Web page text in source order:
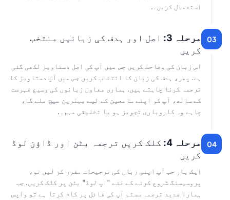
استعمال کریں۔.
03 مرحلہ 3:
اصل اور ہدف کی زبانیں منتخب
کریں
اس زبان کی وضاحت کریں جس میں آپ کی اصل دستاویز لکھی گئی
ہے. پھر، ہدف کی زبان کا انتخاب کریں جس میں آپ دستاویز کا
ترجمہ کرنا چاہتے ہیں. ہماری معاون زبانوں کی وسیع فہرست
کے ساتھ، آپ کو اپنے سامعین کے لیے بہترین میچ ملے گا،
چاہے وہ کاروباری تجویز ہو یا تخلیقی مہم۔.
04 مرحلہ 4:
کلک کریں ترجمہ بٹن اور ڈاؤن لوڈ
کریں
ایک بار جب آپ اپنی زبان کی ترجیحات مقرر کر لیں تو،
پروسیسنگ شروع کرنے کے لئے "اپ لوڈ" بٹن پر کلک کریں. جب
ہمارا جدید ترجمہ سسٹم آپ کی فائل پر کام کرتا ہے تو واپس